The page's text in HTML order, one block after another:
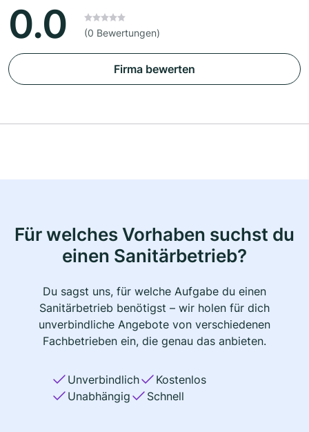
0.0 (0 Bewertungen)
Firma bewerten
Für welches Vorhaben suchst du
einen Sanitärbetrieb?
Du sagst uns, für welche Aufgabe du einen
Sanitärbetrieb benötigst – wir holen für dich
unverbindliche Angebote von verschiedenen
Fachbetrieben ein, die genau das anbieten.
Unverbindlich
Kostenlos
Unabhängig
Schnell